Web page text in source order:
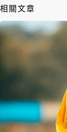
相關文章